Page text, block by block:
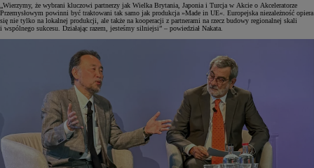
„Wierzymy, że wybrani kluczowi partnerzy jak Wielka Brytania, Japonia i Turcja w Akcie o Akceleratorze
Przemysłowym powinni być traktowani tak samo jak produkcja »Made in UE«. Europejska niezależność opiera
się nie tylko na lokalnej produkcji, ale także na kooperacji z partnerami na rzecz budowy regionalnej skali
i wspólnego sukcesu. Działając razem, jesteśmy silniejsi” – powiedział Nakata.